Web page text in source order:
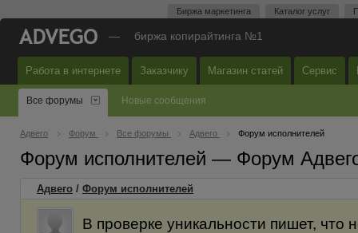
Биржа маркетинга Каталог услуг
— биржа копирайтинга №1
Работа в интернете Заказчику Магазин статей Сервис
Все форумы Новые сообщения
Адвего Форум Все форумы Адвего Форум исполнителей
Форум исполнителей — Форум
Адвего / Форум исполнителей
В проверке уникальности пишет, что